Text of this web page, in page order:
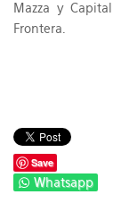
Mazza y
Frontera.
Save
Whatsapp